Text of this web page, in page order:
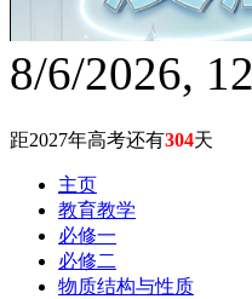
8/6/2026,
距2027年高考还有304天
主页
教育教学
必修一
必修二
物质结构与性质